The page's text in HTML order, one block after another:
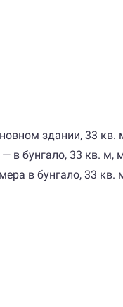
здании, 33
— в бунгало, 33 кв.
в бунгало, 33